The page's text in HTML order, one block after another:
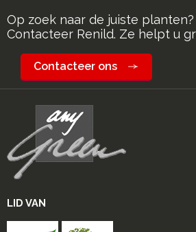
Op zoek naar de juiste planten?
Contacteer Renild. Ze helpt u
Contacteer ons
LID VAN